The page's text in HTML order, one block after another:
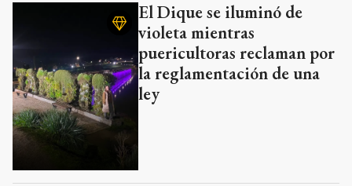
El Dique se iluminó de
violeta mientras
puericultoras reclaman por
la reglamentación de una
ley